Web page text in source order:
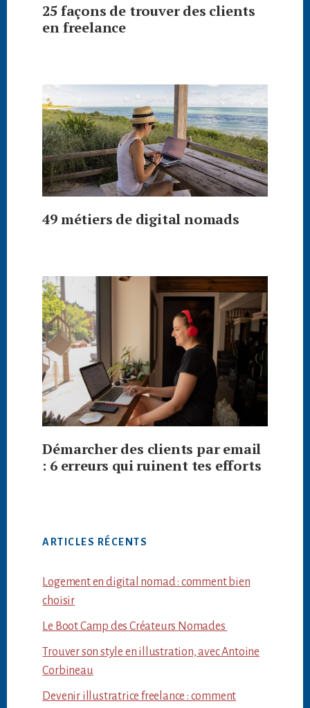
25 façons de trouver des clients
en freelance
49 métiers de digital nomads
Démarcher des clients par email
: 6 erreurs qui ruinent tes efforts
ARTICLES RÉCENTS
Logement en digital nomad : comment bien
choisir
Le Boot Camp des Créateurs Nomades
Trouver son style en illustration, avec Antoine
Corbineau
Devenir illustratrice freelance : comment